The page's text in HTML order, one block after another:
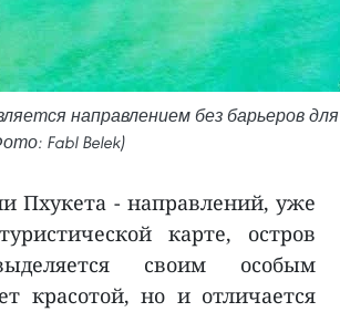
направлением без барьеров для
Fabl Belek)
Пхукета - направлений, уже
карте, остров
своим особым
красотой, но и отличается